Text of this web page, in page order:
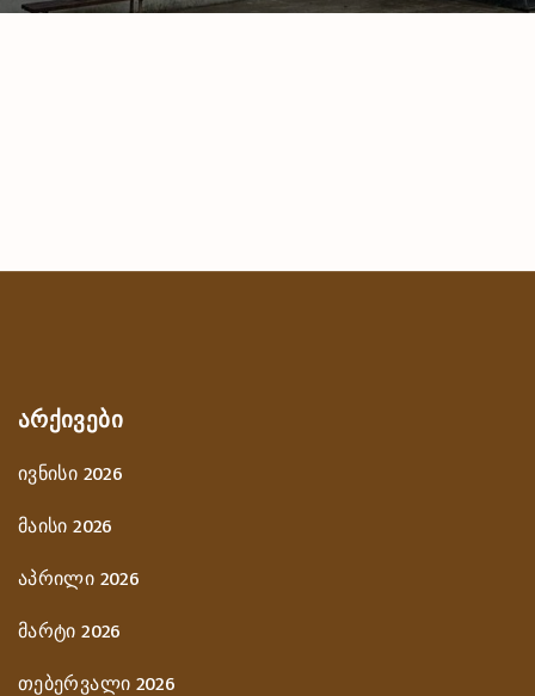
ᲐᲠᲥᲘᲕᲔᲑᲘ
ივნისი 2026
მაისი 2026
აპრილი 2026
მარტი 2026
თებერვალი 2026